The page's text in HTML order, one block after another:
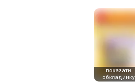
показати
обкладинку